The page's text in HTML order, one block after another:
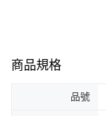
商品規格
品號